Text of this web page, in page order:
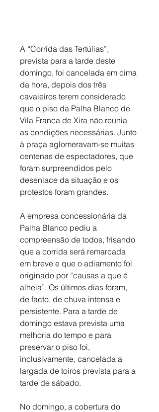
A “Corrida das Tertúlias”,
prevista para a tarde deste
domingo, foi cancelada em cima
da hora, depois dos três
cavaleiros terem considerado
que o piso da Palha Blanco de
Vila Franca de Xira não reunia
as condições necessárias. Junto
à praça aglomeravam-se muitas
centenas de espectadores, que
foram surpreendidos pelo
desenlace da situação e os
protestos foram grandes.
A empresa concessionária da
Palha Blanco pediu a
compreensão de todos, frisando
que a corrida será remarcada
em breve e que o adiamento foi
originado por “causas a que é
alheia”. Os últimos dias foram,
de facto, de chuva intensa e
persistente. Para a tarde de
domingo estava prevista uma
melhoria do tempo e para
preservar o piso foi,
inclusivamente, cancelada a
largada de toiros prevista para a
tarde de sábado.
No domingo, a cobertura do